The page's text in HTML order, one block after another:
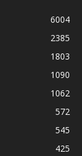
6004
2385
1803
1090
1062
572
545
425